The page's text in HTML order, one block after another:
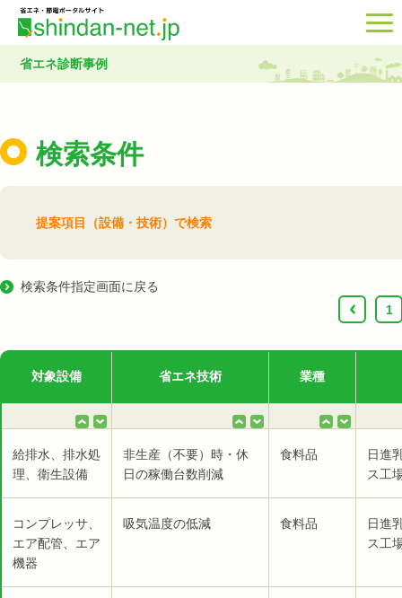
省エネ診断事例
検索条件
提案項目（設備・技術）で検索
検索条件指定画面に戻る
‹
1
対象設備 省エネ技術 業種
給排水、排水処
理、衛生設備
非生産（不要）時・休
日の稼働台数削減
食料品
日進
ス工
コンプレッサ、
エア配管、エア
機器
吸気温度の低減 食料品
日進
ス工